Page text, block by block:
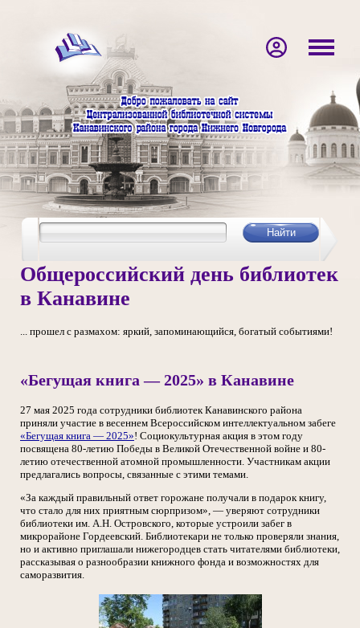
Общероссийский день библиотек
в Канавине
... прошел с размахом: яркий, запоминающийся, богатый событиями!
«Бегущая книга — 2025» в Канавине
27 мая 2025 года сотрудники библиотек Канавинского района
приняли участие в весеннем Всероссийском интеллектуальном забеге
«Бегущая книга — 2025»! Социокультурная акция в этом году
посвящена 80-летию Победы в Великой Отечественной войне и 80-
летию отечественной атомной промышленности. Участникам акции
предлагались вопросы, связанные с этими темами.
«За каждый правильный ответ горожане получали в подарок книгу,
что стало для них приятным сюрпризом», — уверяют сотрудники
библиотеки им. А.Н. Островского, которые устроили забег в
микрорайоне Гордеевский. Библиотекари не только проверяли знания,
но и активно приглашали нижегородцев стать читателями библиотеки,
рассказывая о разнообразии книжного фонда и возможностях для
саморазвития.